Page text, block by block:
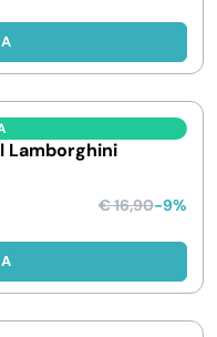
Lamborghini
€16,90-9%